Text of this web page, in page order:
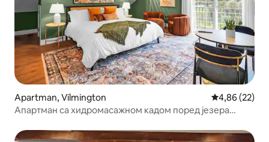
Apartman, Vilmington Prosečna
4,86 (22)
Апартман са хидромасажном кадом поред језера